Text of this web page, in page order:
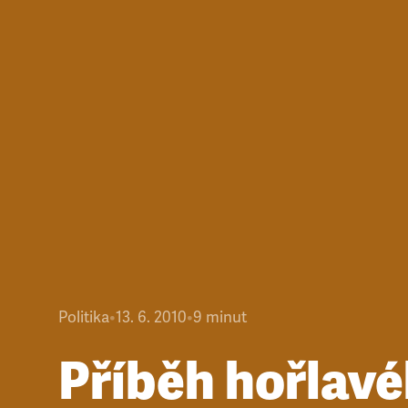
Politika•13. 6. 2010•9 minut
Příběh